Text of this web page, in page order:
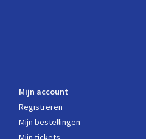
Mijn account
Registreren
Mijn bestellingen